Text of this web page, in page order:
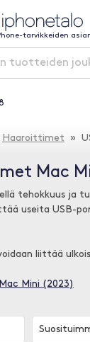
tarvikkeiden
Haaroittimet »
Mac
tehokkuus ja
useita USB-
liittää
Mini (2023)